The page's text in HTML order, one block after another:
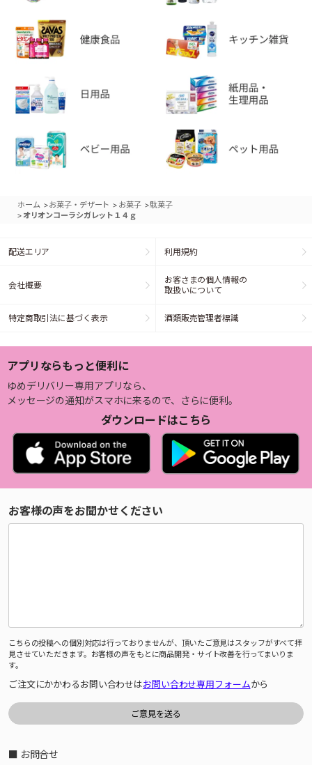
ホーム >お菓子・デザート > お菓子 >駄菓子
>オリオンコーラシガレット１４ｇ
配送エリア 利用規約
会社概要
お客さまの個人情報の
取扱いについて
特定商取引法に基づく表示 酒類販売管理者標識
アプリならもっと便利に
ゆめデリバリー専用アプリなら、
メッセージの通知がスマホに来るので、さらに便利。
ダウンロードはこちら
お客様の声をお聞かせください
こちらの投稿への個別対応は行っておりませんが、頂いたご意見はスタッフがすべて拝
見させていただきます。お客様の声をもとに商品開発・サイト改善を行ってまいりま
す。
ご注文にかかわるお問い合わせはお問い合わせ専用フォームから
■ お問合せ